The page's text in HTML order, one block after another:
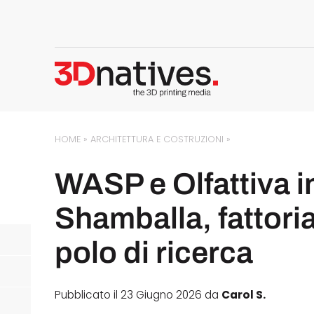
HOME »ARCHITETTURA E COSTRUZIONI »
WASP e Olfattiva
Shamballa,
polo di ricerca
Pubblicato il 23 Giugno 2026 da Carol S.